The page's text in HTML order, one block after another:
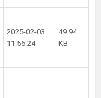
2025-02-03
11:56:24
49.94
KB